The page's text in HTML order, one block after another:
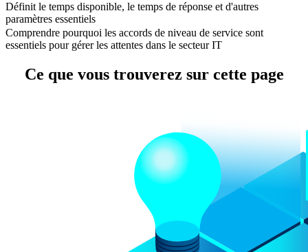
Définit le temps disponible, le temps de réponse et d'autres
paramètres essentiels
Comprendre pourquoi les accords de niveau de service sont
essentiels pour gérer les attentes dans le secteur IT
Ce que vous trouverez sur cette page